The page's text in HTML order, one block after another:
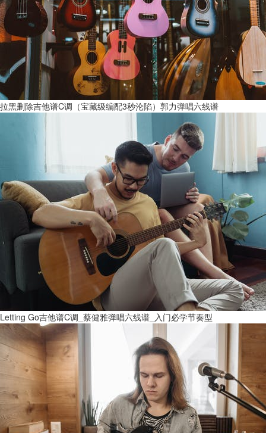
拉黑删除吉他谱C调（宝藏级编配3秒沦陷）郭力弹唱六线谱
Letting Go吉他谱C调_蔡健雅弹唱六线谱_入门必学节奏型